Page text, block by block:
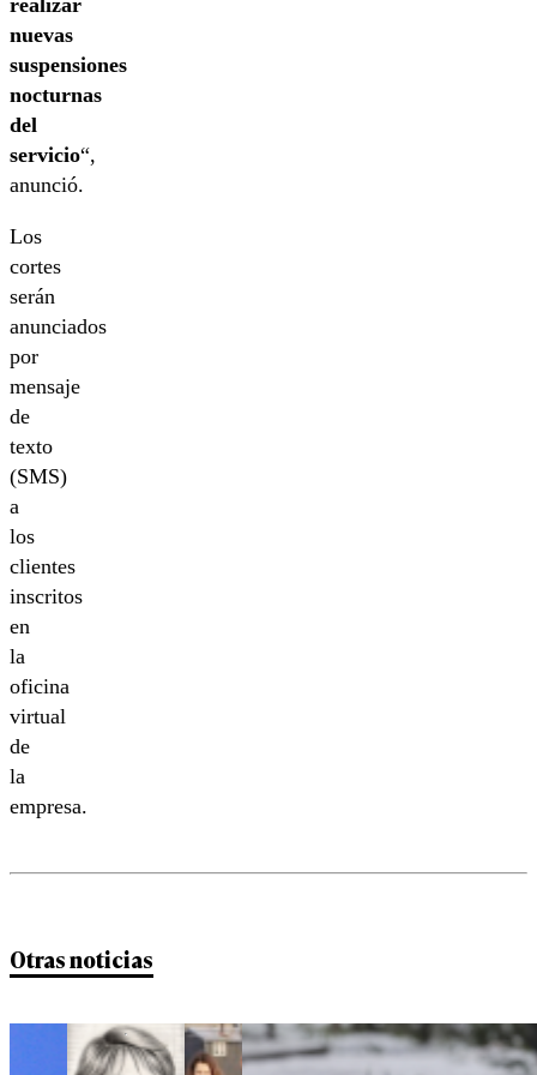
nuevas
suspensiones
nocturnas
del
servicio“,
anunció.
Los
cortes
serán
anunciados
por
mensaje
de
texto
(SMS)
a
los
clientes
inscritos
en
la
oficina
virtual
de
la
empresa.
Otras noticias